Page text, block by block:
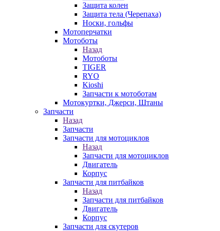
Защита колен
Защита тела (Черепаха)
Носки, гольфы
Мотоперчатки
Мотоботы
Назад
Мотоботы
TIGER
RYO
Kioshi
Запчасти к мотоботам
Мотокуртки, Джерси, Штаны
Запчасти
Назад
Запчасти
Запчасти для мотоциклов
Назад
Запчасти для мотоциклов
Двигатель
Корпус
Запчасти для питбайков
Назад
Запчасти для питбайков
Двигатель
Корпус
Запчасти для скутеров